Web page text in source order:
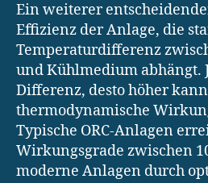
Ein weiterer
Effizienz der Anlage, die
Temperaturdifferenz
und Kühlmedium abhängt.
Differenz, desto höher
thermodynamische
Typische ORC-Anlagen
Wirkungsgrade zwischen
moderne Anlagen durch